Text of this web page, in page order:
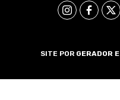
SITE POR GERADOR E